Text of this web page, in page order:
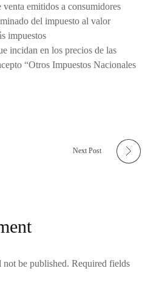
venta emitidos a consumidores
del impuesto al valor
impuestos
incidan en los precios de las
“Otros Impuestos Nacionales
Next Post
be published. Required fields